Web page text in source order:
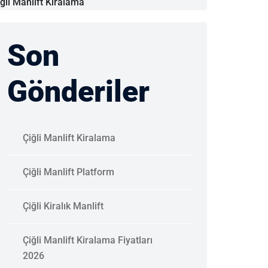
Son
Gönderiler
Çiğli Manlift Kiralama
Çiğli Manlift Platform
Çiğli Kiralık Manlift
Çiğli Manlift Kiralama Fiyatları
2026